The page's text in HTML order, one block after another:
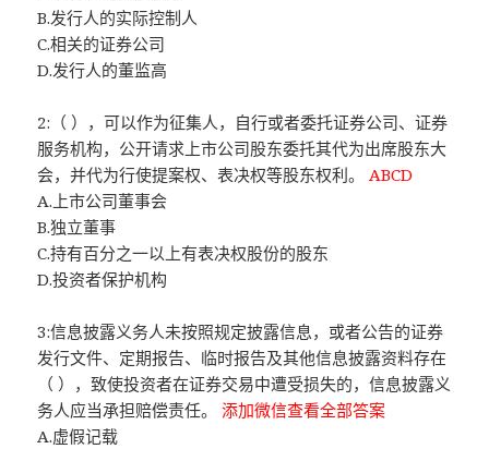
B.发行人的实际控制人
C.相关的证券公司
D.发行人的董监高
2:（ ），可以作为征集人，自行或者委托证券公司、证券
服务机构，公开请求上市公司股东委托其代为出席股东大
会，并代为行使提案权、表决权等股东权利。ABCD
A.上市公司董事会
B.独立董事
C.持有百分之一以上有表决权股份的股东
D.投资者保护机构
3:信息披露义务人未按照规定披露信息，或者公告的证券
发行文件、定期报告、临时报告及其他信息披露资料存在
（ ），致使投资者在证券交易中遭受损失的，信息披露义
务人应当承担赔偿责任。添加微信查看全部答案
A.虚假记载